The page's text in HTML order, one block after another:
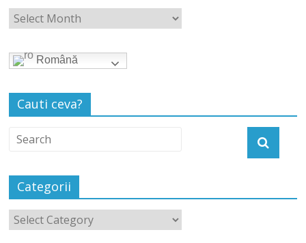
Română
Cauti ceva?
Categorii